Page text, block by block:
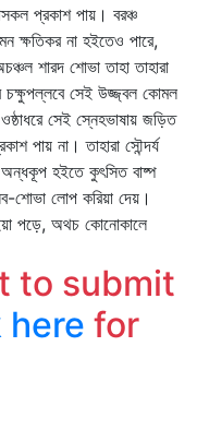
প্রকাশ পায়। বরঞ্চ
ক্ষতিকর না হইতেও পারে,
শারদ শোভা তাহা তাহারা
চক্ষুপল্লবে সেই উজ্জ্বল কোমল
সেই স্নেহভাষায় জড়িত
পায় না। তাহারা সৌন্দর্য
অন্ধকূপ হইতে কুৎসিত বাষ্প
শোভা লোপ করিয়া দেয়।
পড়ে, অথচ কোনোকালে
to submit
here for